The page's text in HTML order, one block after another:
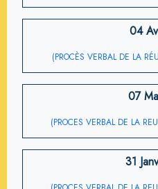
04
(PROCÈS VERBAL DE LA
07
(PROCES VERBAL DE LA
31